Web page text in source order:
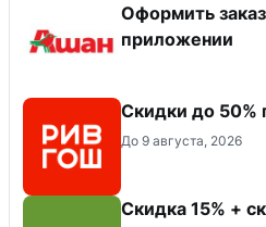
Оформить
приложении
Скидки до 50%
До 9 августа, 2026
Скидка 15% +